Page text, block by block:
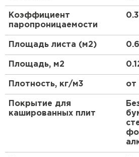
Коэффициент
паропроницаемости
Площадь листа (м2) 0.6
Площадь, м2
Плотность, кг/м3 от
Покрытие для
кашированных плит
Утеплитель
Утеплитель
ПЕРЕЙТИ
Утеплитель
Утеплитель Basfiber
Утеплитель Xotpipe
Утеплитель Тимплэкс